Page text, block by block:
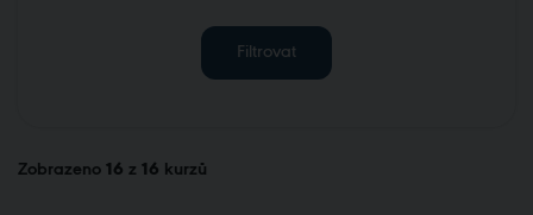
Filtrovat
Zobrazeno 16 z 16 kurzů